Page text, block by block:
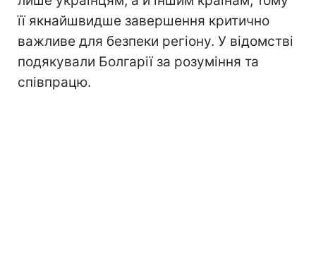
її якнайшвидше завершення критично
важливе для безпеки регіону. У відомстві
подякували Болгарії за розуміння та
співпрацю.